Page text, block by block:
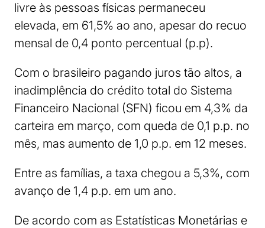
livre às pessoas físicas permaneceu
elevada, em 61,5% ao ano, apesar do recuo
mensal de 0,4 ponto percentual (p.p).
Com o brasileiro pagando juros tão altos, a
inadimplência do crédito total do Sistema
Financeiro Nacional (SFN) ficou em 4,3% da
carteira em março, com queda de 0,1 p.p. no
mês, mas aumento de 1,0 p.p. em 12 meses.
Entre as famílias, a taxa chegou a 5,3%, com
avanço de 1,4 p.p. em um ano.
De acordo com as Estatísticas Monetárias e